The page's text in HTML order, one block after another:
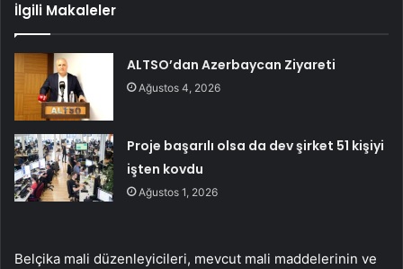
İlgili Makaleler
ALTSO’dan Azerbaycan Ziyareti
Ağustos 4, 2026
Proje başarılı olsa da dev şirket 51 kişiyi
işten kovdu
Ağustos 1, 2026
Belçika mali düzenleyicileri, mevcut mali maddelerinin ve